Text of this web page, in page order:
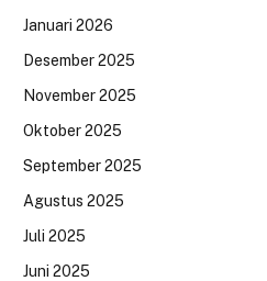
Januari 2026
Desember 2025
November 2025
Oktober 2025
September 2025
Agustus 2025
Juli 2025
Juni 2025